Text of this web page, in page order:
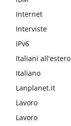
Internet
Interviste
IPv6
Italiani all'estero
Italiano
Lanplanet.it
Lavoro
Lavoro